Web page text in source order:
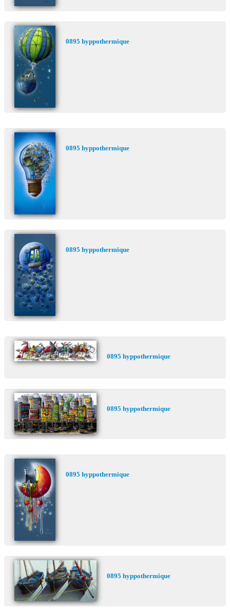
0895 hyppothermique
0895 hyppothermique
0895 hyppothermique
0895 hyppothermique
0895 hyppothermique
0895 hyppothermique
0895 hyppothermique